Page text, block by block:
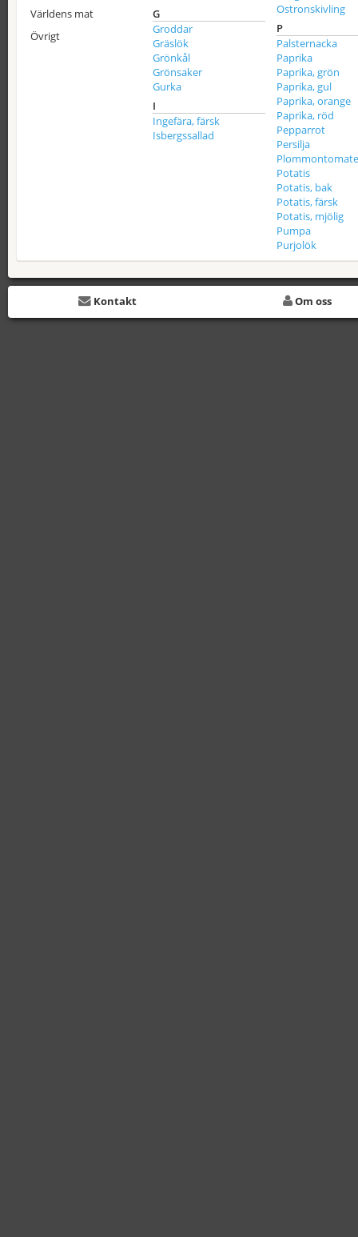
Världens mat
Övrigt
G
Groddar
Gräslök
Grönkål
Grönsaker
Gurka
I
Ingefära, färsk
Isbergssallad
Ostronskivling
P
Palsternacka
Paprika
Paprika, grön
Paprika, gul
Paprika, orange
Paprika, röd
Pepparrot
Persilja
Potatis
Potatis, bak
Potatis, färsk
Potatis, mjölig
Pumpa
Purjolök
Kontakt Om oss